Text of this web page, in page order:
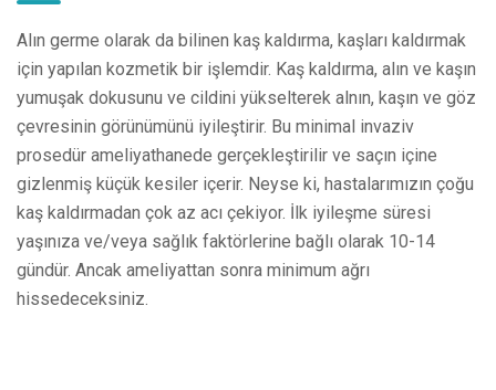
Alın germe olarak da bilinen kaş kaldırma, kaşları kaldırmak
için yapılan kozmetik bir işlemdir. Kaş kaldırma, alın ve kaşın
yumuşak dokusunu ve cildini yükselterek alnın, kaşın ve göz
çevresinin görünümünü iyileştirir. Bu minimal invaziv
prosedür ameliyathanede gerçekleştirilir ve saçın içine
gizlenmiş küçük kesiler içerir. Neyse ki, hastalarımızın çoğu
kaş kaldırmadan çok az acı çekiyor. İlk iyileşme süresi
yaşınıza ve/veya sağlık faktörlerine bağlı olarak 10-14
gündür. Ancak ameliyattan sonra minimum ağrı
hissedeceksiniz.